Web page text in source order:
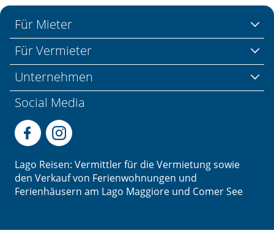
Für Mieter
Für Vermieter
Unternehmen
Social Media
Lago Reisen: Vermittler für die Vermietung sowie
den Verkauf von Ferienwohnungen und
Ferienhäusern am Lago Maggiore und Comer See